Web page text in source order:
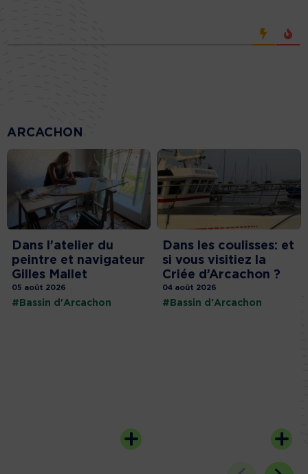
ARCACHON
Dans l’atelier du
peintre et navigateur
Gilles Mallet
05 août 2026
#Bassin d'Arcachon
Dans les coulisses: et
si vous visitiez la
Criée d’Arcachon ?
04 août 2026
#Bassin d'Arcachon